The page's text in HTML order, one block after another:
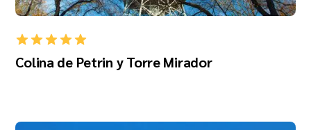
Colina de Petrin y Torre Mirador